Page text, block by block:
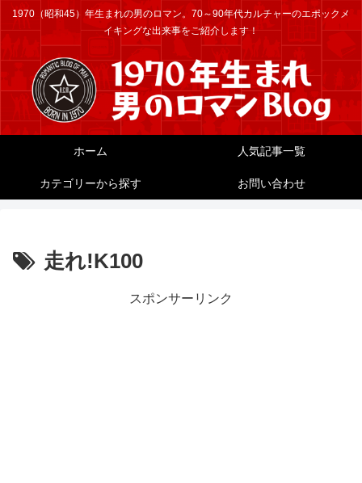
1970（昭和45）年生まれの男のロマン。70～90年代カルチャーのエポックメ
イキングな出来事をご紹介します！
ホーム 人気記事一覧
カテゴリーから探す お問い合わせ
走れ!K100
スポンサーリンク